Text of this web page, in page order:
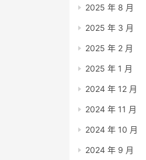
2025 年 8 月
2025 年 3 月
2025 年 2 月
2025 年 1 月
2024 年 12 月
2024 年 11 月
2024 年 10 月
2024 年 9 月